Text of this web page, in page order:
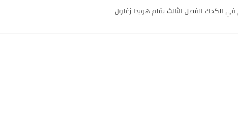
في الكحك الفصل الثالث بقلم هويدا زغلول